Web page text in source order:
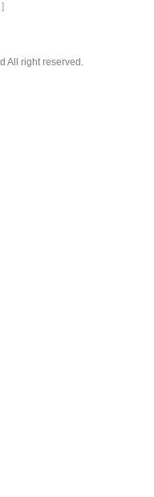
All right reserved.